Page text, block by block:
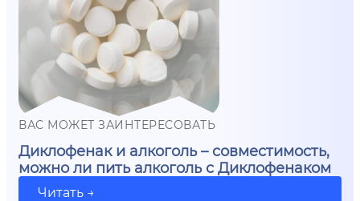
ВАС МОЖЕТ ЗАИНТЕРЕСОВАТЬ
Диклофенак и алкоголь – совместимость,
можно ли пить алкоголь с Диклофенаком
Читать →